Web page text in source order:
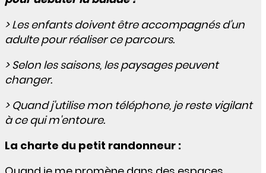
> Les enfants doivent être accompagnés d'un
adulte pour réaliser ce parcours.
> Selon les saisons, les paysages peuvent
changer.
> Quand j'utilise mon téléphone, je reste vigilant
à ce qui m'entoure.
La charte du petit randonneur :